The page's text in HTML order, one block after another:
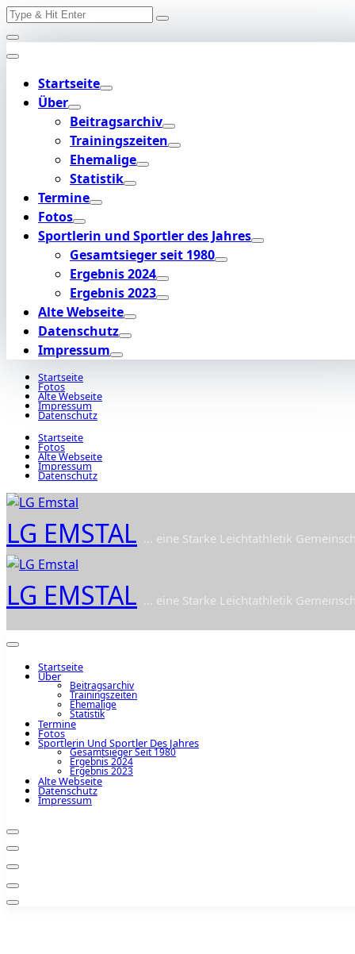
Skip
to
content
Search
Startseite
Über
Beitragsarchiv
Trainingszeiten
Ehemalige
Statistik
Termine
Fotos
Sportlerin und Sportler des Jahres
Gesamtsieger seit 1980
Ergebnis 2024
Ergebnis 2023
Alte Webseite
Datenschutz
Impressum
Startseite
Fotos
Alte Webseite
Impressum
Datenschutz
Startseite
Fotos
Alte Webseite
Impressum
Datenschutz
LG EMSTAL ... eine Starke Leichtathletik
LG EMSTAL ... eine Starke Leichtathletik
Startseite
Über
Beitragsarchiv
Trainingszeiten
Ehemalige
Statistik
Termine
Fotos
Sportlerin Und Sportler Des Jahres
Gesamtsieger Seit 1980
Ergebnis 2024
Ergebnis 2023
Alte Webseite
Datenschutz
Impressum